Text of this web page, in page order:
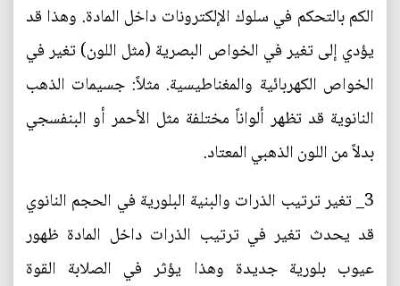
الكم بالتحكم في سلوك الإلكترونات داخل المادة. وهذا قد
يؤدي إلى تغير في الخواص البصرية (مثل اللون) تغير في
الخواص الكهربائية والمغناطيسية. مثلاً: جسيمات الذهب
النانوية قد تظهر ألواناً مختلفة مثل الأحمر أو البنفسجي
بدلاً من اللون الذهبي المعتاد.
3_ تغير ترتيب الذرات والبنية البلورية في الحجم النانوي
قد يحدث تغير في ترتيب الذرات داخل المادة ظهور
عيوب بلورية جديدة وهذا يؤثر في الصلابة القوة